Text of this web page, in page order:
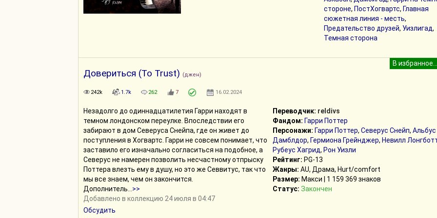
стороне, ПостХогвартс, Главная
сюжетная линия - месть,
Предательство друзей, Уизлигад,
Темная сторона
Довериться (To Trust) (джен)
242k 1.7k 262 7 16.02.2024
Незадолго до одиннадцатилетия Гарри находят в
темном лондонском переулке. Впоследствии его
забирают в дом Северуса Снейпа, где он живет до
поступления в Хогвартс. Гарри не совсем понимает, что
заставило его изначально согласиться на подобное, а
Северус не намерен позволить несчастному отпрыску
Поттера влезть ему в душу, но это же Севвитус, так что
мы все знаем, чем он закончится.
Дополнитель
>>
Добавлено в коллекцию 24 июля в 04:47
Обсудить
Переводчик: reldivs
Фандом: Гарри Поттер
Персонажи: Гарри Поттер, Северус Снейп, Альбус
Дамблдор, Гермиона Грейнджер, Невилл
Рубеус Хагрид, Рон Уизли
Рейтинг: PG-13
Жанры: AU, Драма, Hurt/comfort
Размер: Макси | 1 159 369 знаков
Статус: Закончен